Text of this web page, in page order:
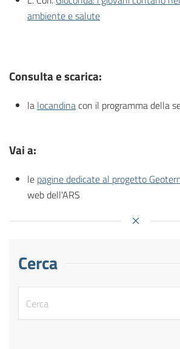
ambiente e salute
Consulta e scarica:
la locandinacon il programma della
Vai a:
le pagine dedicate al progetto
web dell'ARS
Cerca